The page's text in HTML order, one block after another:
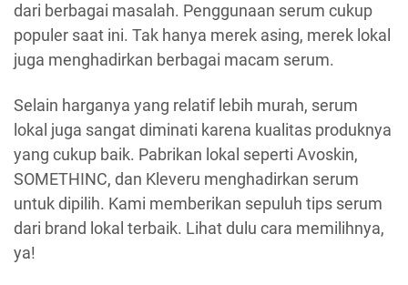
dari berbagai masalah. Penggunaan serum cukup
populer saat ini. Tak hanya merek asing, merek lokal
juga menghadirkan berbagai macam serum.
Selain harganya yang relatif lebih murah, serum
lokal juga sangat diminati karena kualitas produknya
yang cukup baik. Pabrikan lokal seperti Avoskin,
SOMETHINC, dan Kleveru menghadirkan serum
untuk dipilih. Kami memberikan sepuluh tips serum
dari brand lokal terbaik. Lihat dulu cara memilihnya,
ya!